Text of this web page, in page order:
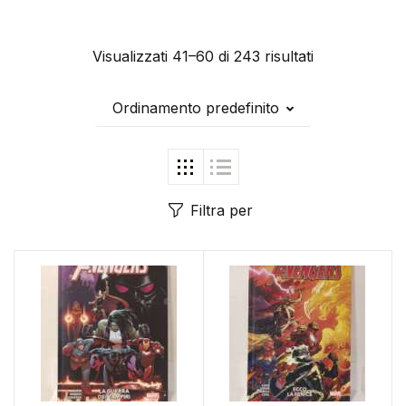
Visualizzati 41–60 di 243 risultati
Ordinamento predefinito
Filtra per